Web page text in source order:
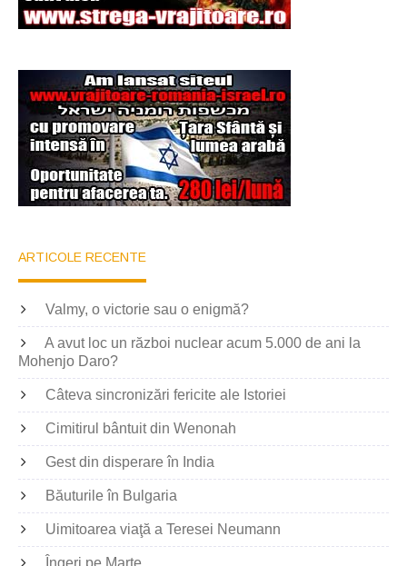
ARTICOLE RECENTE
Valmy, o victorie sau o enigmă?
A avut loc un război nuclear acum 5.000 de ani la
Mohenjo Daro?
Câteva sincronizări fericite ale Istoriei
Cimitirul bântuit din Wenonah
Gest din disperare în India
Băuturile în Bulgaria
Uimitoarea viaţă a Teresei Neumann
Îngeri pe Marte